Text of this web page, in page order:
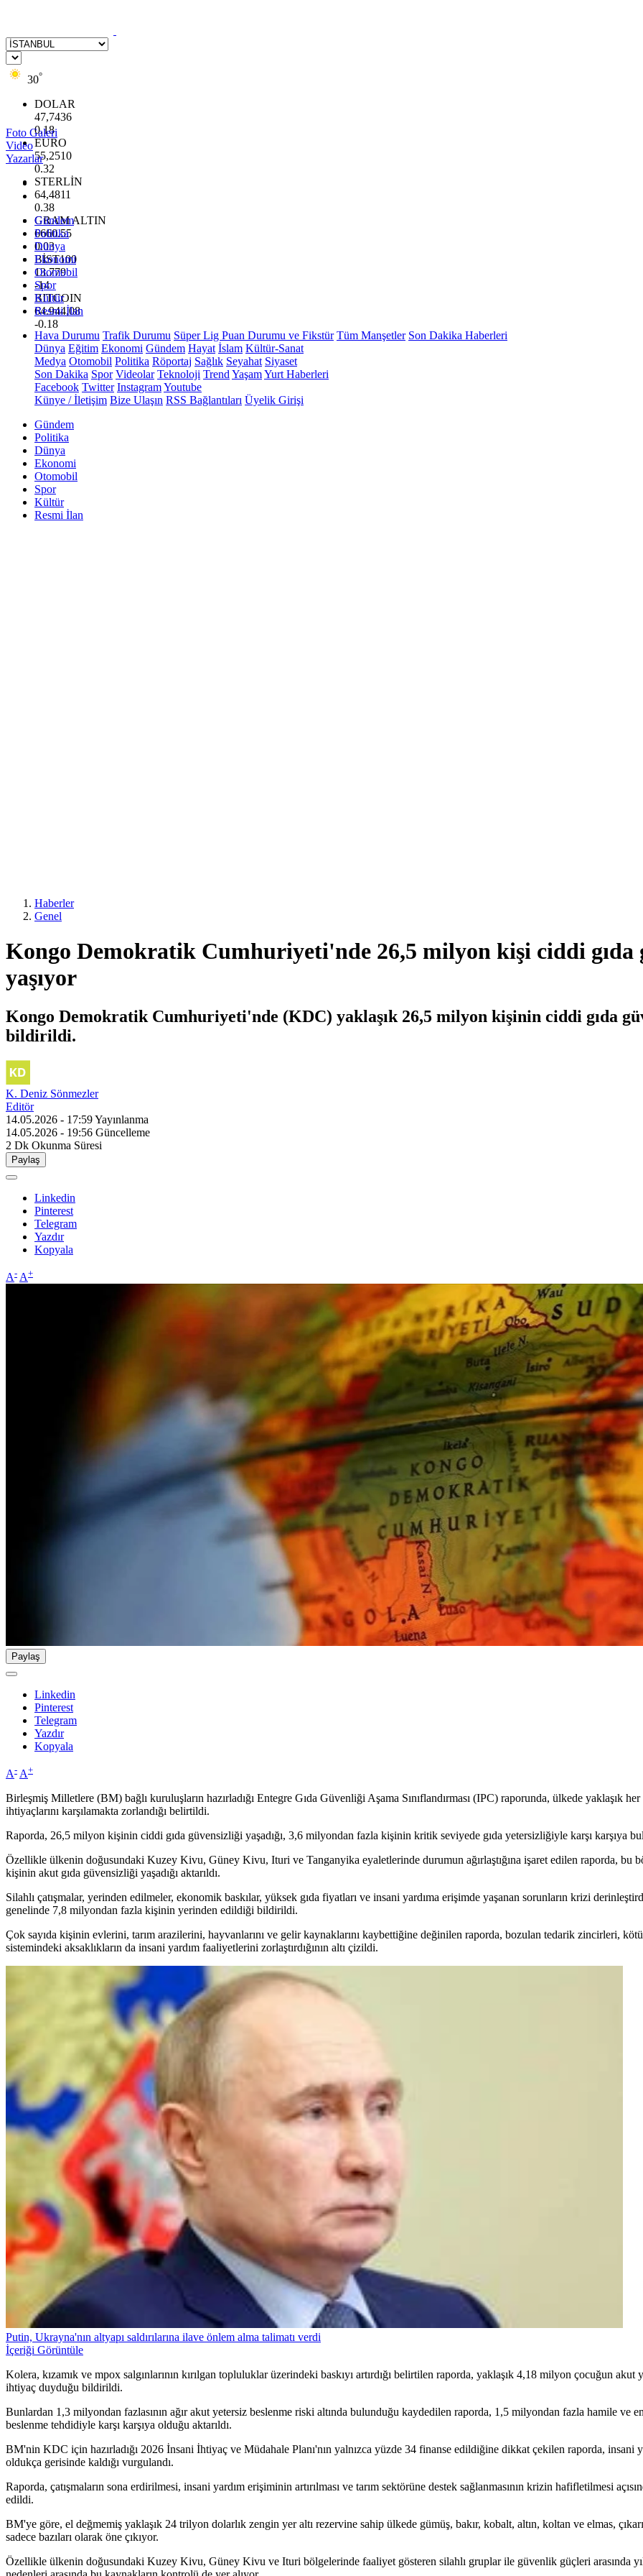
30°
DOLAR
47,7436
0.18
EURO
55,2510
0.32
STERLİN
64,4811
0.38
GRAM ALTIN
6660.55
0.03
BİST100
13.779
-14
BITCOIN
64.944,08
-0.18
Foto Galeri
Video
Yazarlar
Gündem
Politika
Dünya
Ekonomi
Otomobil
Spor
Kültür
Resmi İlan
Hava Durumu Trafik Durumu Süper Lig Puan Durumu ve Fikstür Tüm Manşetler Son Dakika Haberleri
Dünya Eğitim Ekonomi Gündem Hayat İslam Kültür-Sanat
Medya Otomobil Politika Röportaj Sağlık Seyahat Siyaset
Son Dakika Spor Videolar Teknoloji Trend YaşamYurt Haberleri
Facebook Twitter InstagramYoutube
Künye / İletişim Bize Ulaşın RSS Bağlantıları Üyelik Girişi
Gündem
Politika
Dünya
Ekonomi
Otomobil
Spor
Kültür
Resmi İlan
Haberler
Genel
Kongo Demokratik Cumhuriyeti'nde 26,5 milyon kişi ciddi gıda
yaşıyor
Kongo Demokratik Cumhuriyeti'nde (KDC) yaklaşık 26,5 milyon kişinin ciddi gıda
bildirildi.
K. Deniz Sönmezler
Editör
14.05.2026 - 17:59Yayınlanma
14.05.2026 - 19:56 Güncelleme
2 Dk Okunma Süresi
Paylaş
Linkedin
Pinterest
Telegram
Yazdır
Kopyala
A- A+
Paylaş
Linkedin
Pinterest
Telegram
Yazdır
Kopyala
A- A+
Birleşmiş Milletlere (BM) bağlı kuruluşların hazırladığı Entegre Gıda Güvenliği Aşama Sınıflandırması (IPC) raporunda, ülkede yaklaşık
ihtiyaçlarını karşılamakta zorlandığı belirtildi.
Raporda, 26,5 milyon kişinin ciddi gıda güvensizliği yaşadığı, 3,6 milyondan fazla kişinin kritik seviyede gıda yetersizliğiyle karşı karşıya
Özellikle ülkenin doğusundaki Kuzey Kivu, Güney Kivu, Ituri ve Tanganyika eyaletlerinde durumun ağırlaştığına işaret edilen raporda, bu
kişinin akut gıda güvensizliği yaşadığı aktarıldı.
Silahlı çatışmalar, yerinden edilmeler, ekonomik baskılar, yüksek gıda fiyatları ve insani yardıma erişimde yaşanan sorunların krizi
genelinde 7,8 milyondan fazla kişinin yerinden edildiği bildirildi.
Çok sayıda kişinin evlerini, tarım arazilerini, hayvanlarını ve gelir kaynaklarını kaybettiğine değinilen raporda, bozulan tedarik zincirleri, kötü
sistemindeki aksaklıkların da insani yardım faaliyetlerini zorlaştırdığının altı çizildi.
Putin, Ukrayna'nın altyapı saldırılarına ilave önlem alma talimatı verdi
İçeriği Görüntüle
Kolera, kızamık ve mpox salgınlarının kırılgan topluluklar üzerindeki baskıyı artırdığı belirtilen raporda, yaklaşık 4,18 milyon çocuğun akut
ihtiyaç duyduğu bildirildi.
Bunlardan 1,3 milyondan fazlasının ağır akut yetersiz beslenme riski altında bulunduğu kaydedilen raporda, 1,5 milyondan fazla hamile ve
beslenme tehdidiyle karşı karşıya olduğu aktarıldı.
BM'nin KDC için hazırladığı 2026 İnsani İhtiyaç ve Müdahale Planı'nın yalnızca yüzde 34 finanse edildiğine dikkat çekilen raporda, insani
oldukça gerisinde kaldığı vurgulandı.
Raporda, çatışmaların sona erdirilmesi, insani yardım erişiminin artırılması ve tarım sektörüne destek sağlanmasının krizin hafifletilmesi
edildi.
BM'ye göre, el değmemiş yaklaşık 24 trilyon dolarlık zengin yer altı rezervine sahip ülkede gümüş, bakır, kobalt, altın, koltan ve elmas,
sadece bazıları olarak öne çıkıyor.
Özellikle ülkenin doğusundaki Kuzey Kivu, Güney Kivu ve Ituri bölgelerinde faaliyet gösteren silahlı gruplar ile güvenlik güçleri arasında